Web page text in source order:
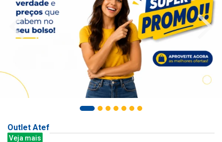
Outlet Atef
Veja mais